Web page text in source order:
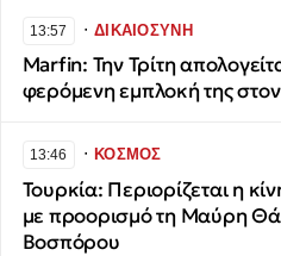
13:57 ∙ΔΙΚΑΙΟΣΥΝΗ
Marfin: Την Τρίτη
φερόμενη εμπλοκή της
13:46 ∙ΚΟΣΜΟΣ
Τουρκία: Περιορίζεται η
με προορισμό τη Μαύρη
Βοσπόρου